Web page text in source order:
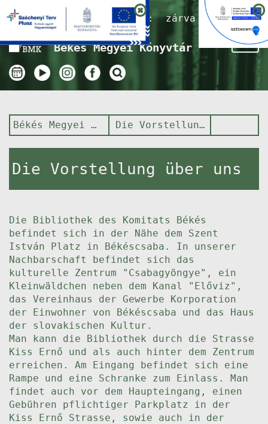
Nyitvatartás ma:zárva
Békés Megyei Könyvtár
Békés Megyei Könyvtár Die Vorstellung über uns
Die Vorstellung über uns
Die Bibliothek des Komitats Békés
befindet sich in der Nähe dem Szent
István Platz in Békéscsaba. In unserer
Nachbarschaft befindet sich das
kulturelle Zentrum "Csabagyöngye", ein
Kleinwäldchen neben dem Kanal "Előviz",
das Vereinhaus der Gewerbe Korporation
der Einwohner von Békéscsaba und das Haus
der slovakischen Kultur.
Man kann die Bibliothek durch die Strasse
Kiss Ernő und als auch hinter dem Zentrum
erreichen. Am Eingang befindet sich eine
Rampe und eine Schranke zum Einlass. Man
findet auch vor dem Haupteingang, einen
Gebühren pflichtiger Parkplatz in der
Kiss Ernő Strasse, sowie auch in der